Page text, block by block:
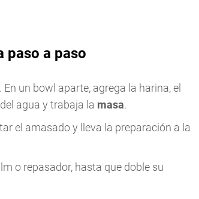
paso a paso
un bowl aparte, agrega la harina, el
agua y trabaja la masa.
el amasado y lleva la preparación a la
o repasador, hasta que doble su